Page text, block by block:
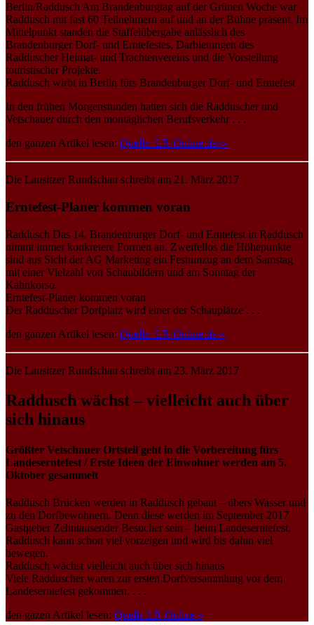
Berlin/Raddusch Am Brandenburgtag auf der Grünen Woche war
Raddusch mit fast 60 Teilnehmern auf und an der Bühne präsent. Im
Mittelpunkt standen die Staffelübergabe anlässlich des
Brandenburger Dorf- und Erntefestes, Darbietungen des
Radduscher Heimat- und Trachtenvereins und die Vorstellung
touristischer Projekte.
Raddusch wirbt in Berlin fürs Brandenburger Dorf- und Erntefest
In den frühen Morgenstunden hatten sich die Radduscher und
Vetschauer durch den montäglichen Berufsverkehr . . .
den ganzen Artikel lesen: Quelle: LR-Online.de»»
Die Lausitzer Rundschau schreibt am 21. März 2017
Erntefest-Planer kommen voran
Raddusch Das 14. Brandenburger Dorf- und Erntefest in Raddusch
nimmt immer konkretere Formen an. Zweifellos die Höhepunkte
sind aus Sicht der AG Marketing ein Festumzug an dem Samstag
mit einer Vielzahl von Schaubildern und am Sonntag der
Kahnkorso.
Erntefest-Planer kommen voran
Der Radduscher Dorfplatz wird einer der Schauplätze . . .
den ganzen Artikel lesen: Quelle: LR-Online.de »
Die Lausitzer Rundschau schreibt am 23. März 2017
Raddusch wächst – vielleicht auch über
sich hinaus
Größter Vetschauer Ortsteil geht in die Vorbereitung fürs
Landeserntefest / Erste Ideen der Einwohner werden am 5.
Oktober gesammelt
Raddusch Brücken werden in Raddusch gebaut – übers Wasser und
zu den Dorfbewohnern. Denn diese werden im September 2017
Gastgeber Zehntausender Besucher sein – beim Landeserntefest.
Raddusch kann schon viel vorzeigen und wird bis dahin viel
bewegen.
Raddusch wächst vielleicht auch über sich hinaus
Viele Radduscher waren zur ersten Dorfversammlung vor dem
Landeserntefest gekommen. . . .
den gazen Artikel lesen: Quelle LR-Online »